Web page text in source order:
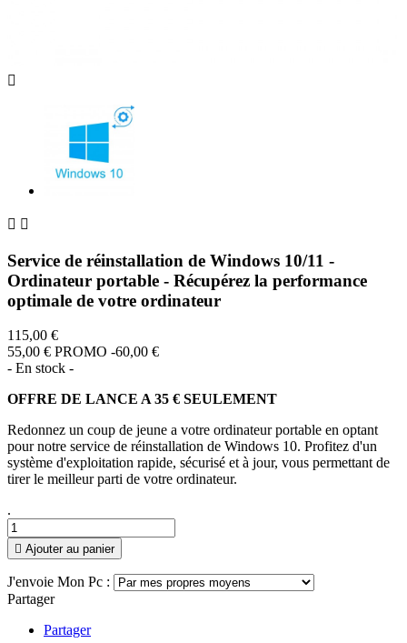

 
Service de réinstallation de Windows 10/11 -
Ordinateur portable - Récupérez la performance
optimale de votre ordinateur
115,00 €
55,00 € PROMO -60,00 €
- En stock -
OFFRE DE LANCE A 35 € SEULEMENT
Redonnez un coup de jeune a votre ordinateur portable en optant
pour notre service de réinstallation de Windows 10. Profitez d'un
système d'exploitation rapide, sécurisé et à jour, vous permettant de
tirer le meilleur parti de votre ordinateur.
.
 Ajouter au panier
J'envoie Mon Pc :
Partager
Partager